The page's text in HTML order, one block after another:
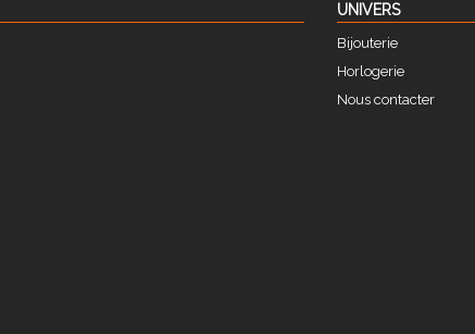
UNIVERS
Bijouterie
Horlogerie
Nous contacter